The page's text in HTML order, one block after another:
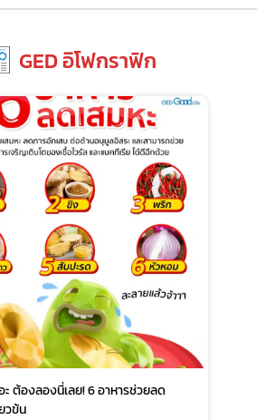
GED อิโฟกราฟิก
ะ ต้องลองนี่เลย! 6 อาหารช่วยลด
วข้น